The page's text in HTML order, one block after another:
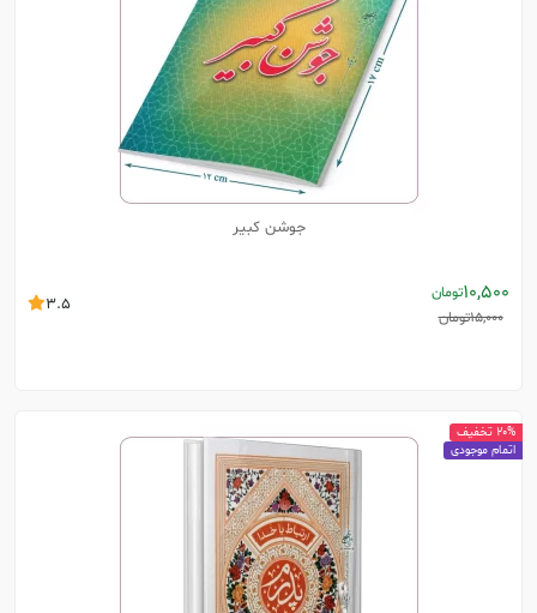
جوشن کبیر
10,500تومان
15,000تومان
3.5
20% تخفیف
اتمام موجودی